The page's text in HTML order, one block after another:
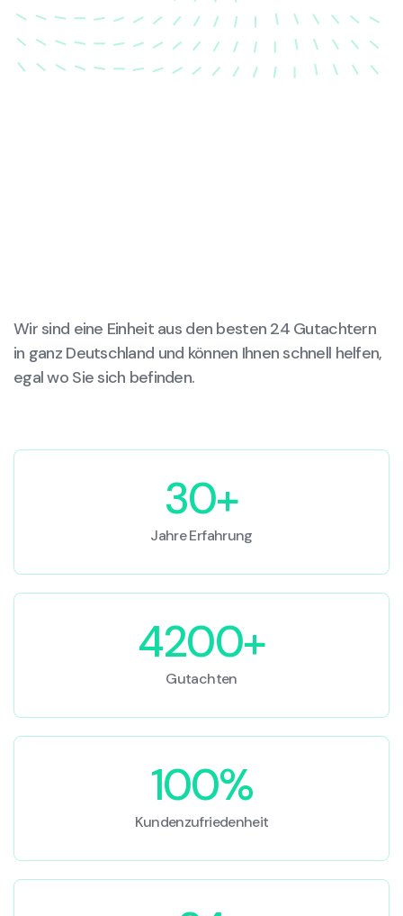
wird.
Wir sind eine Einheit aus den besten 24 Gutachtern
in ganz Deutschland und können Ihnen schnell helfen,
egal wo Sie sich befinden.
30+
Jahre Erfahrung
4200+
Gutachten
100%
Kundenzufriedenheit